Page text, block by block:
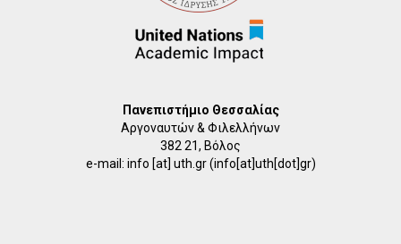
Πανεπιστήμιο Θεσσαλίας
Αργοναυτών & Φιλελλήνων
382 21, Βόλος
e-mail: info [at] uth.gr(info[at]uth[dot]gr)